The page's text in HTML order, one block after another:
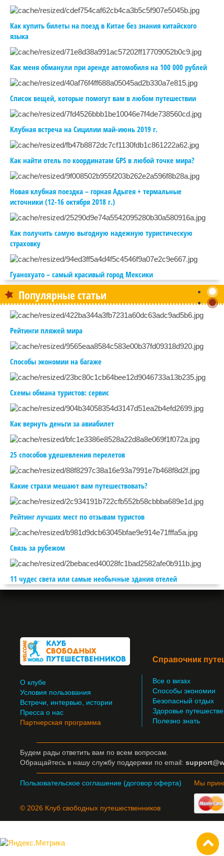
Как купить билеты на поезд в Китае без знания китайского
языка
Как меня обманули при аренде автомобиля на 100 000 рублей
Список вещей, которые помогут вам в любом путешествии
Клубная встреча на Сицилии май-июнь 2019 г.
Как найти отель по координатам GPS в любой точке мира?
Новая клубная поездка – горная Адыгея + термальные
источники (12-16 октября 2018 г.)
Как получить самую выгодную надежную туристическую
страховку
Гуанохуато – самый красивый город Мексики
Популярные статьи
Рейтинги пляжей мира
Способы экономии на багаже
Схемы обмана туристов: сервис
Как вернуть деньги за авиабилет
25 способов удешевления перелетов
Какие страхи мешают вам путешествовать?
Рейтинг лучших мест по отзывам туристов
Связь за рубежом
11 чудес света или самые необычные здания отелей
О клубе
Условия пользования
Встречи, интервью, истории
Пресса о нас
Партнерская программа
Справочник
Все о визах
Способы экономии
Безопасный отдых
Здоровье
Полезно знать
Будем рады ответить вам по всем вопросам.
Обращайтесь в нашу службу поддержки по email:
Пользовательское соглашение (договор оферта)
© 2026 Клуб свободных путешественников
Мы